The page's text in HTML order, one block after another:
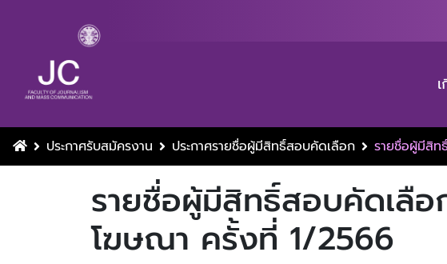
ประกาศรับสมัครงาน ประกาศรายชื่อผู้มีสิทธิ์สอบคัดเลือก รายชื่อผู้มีสิท
รายชื่อผู้มีสิทธิ์สอบคัดเลื
โฆษณา ครั้งที่ 1/2566